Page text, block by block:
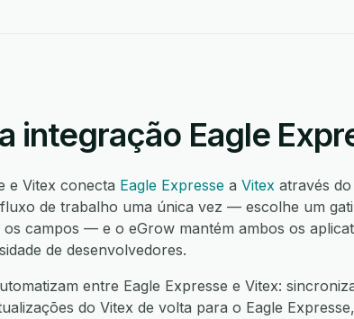
integração Eagle
e Vitex conecta Eagle Expresse a Vitex através
de trabalho uma única vez — escolhe um
campos — e o eGrow mantém ambos os
de desenvolvedores.
entre Eagle Expresse e Vitex:
do Vitex de volta para o Eagle